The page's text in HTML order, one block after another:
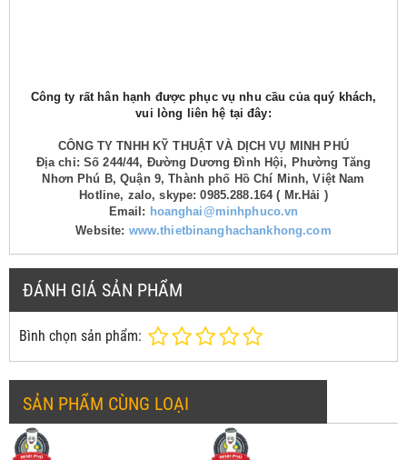
Công ty rất hân hạnh được phục vụ nhu cầu của quý khách,
vui lòng liên hệ tại đây:
CÔNG TY TNHH KỸ THUẬT VÀ DỊCH VỤ MINH PHÚ
Địa chỉ: Số 244/44, Đường Dương Đình Hội, Phường Tăng
Nhơn Phú B, Quận 9, Thành phố Hồ Chí Minh, Việt Nam
Hotline, zalo, skype: 0985.288.164 ( Mr.Hải )
Email: hoanghai@minhphuco.vn
Website: www.thietbinanghachankhong.com
ĐÁNH GIÁ SẢN PHẨM
Bình chọn sản phẩm:
SẢN PHẨM CÙNG LOẠI